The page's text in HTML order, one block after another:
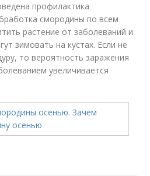
профилактика
смородины по всем
растение от заболеваний и
зимовать на кустах. Если не
то вероятность заражения
увеличивается